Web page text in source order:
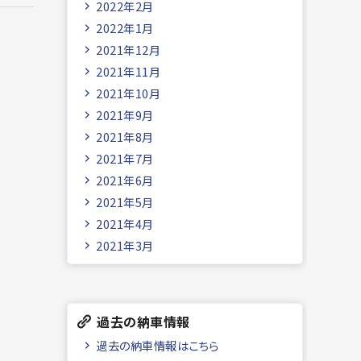
2022年2月
2022年1月
2021年12月
2021年11月
2021年10月
2021年9月
2021年8月
2021年7月
2021年6月
2021年5月
2021年4月
2021年3月
過去の納車情報
過去の納車情報はこちら